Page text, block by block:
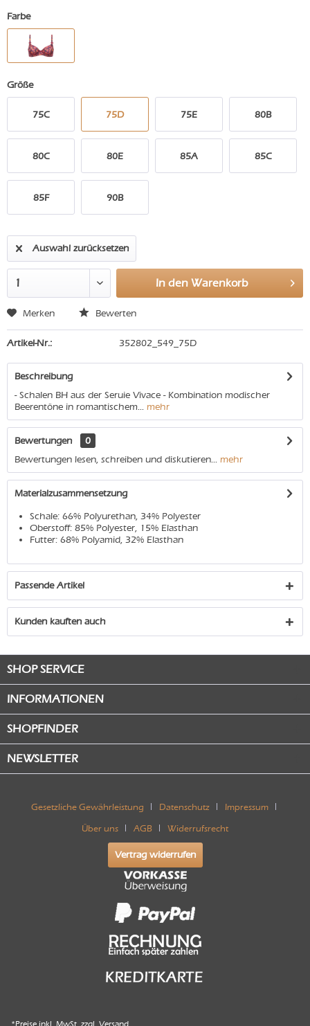
Farbe
Größe
75C 75D 75E 80B
80C 80E 85A 85C
85F 90B
Auswahl zurücksetzen
In den Warenkorb
Merken Bewerten
Artikel-Nr.: 352802_549_75D
Beschreibung
- Schalen BH aus der Seruie Vivace - Kombination modischer
Beerentöne in romantischem... mehr
Bewertungen
0
Bewertungen lesen, schreiben und diskutieren... mehr
Materialzusammensetzung
Schale: 66% Polyurethan, 34% Polyester
Oberstoff: 85% Polyester, 15% Elasthan
Futter: 68% Polyamid, 32% Elasthan
Passende Artikel
Kunden kauften auch
SHOP SERVICE
INFORMATIONEN
SHOPFINDER
NEWSLETTER
Gesetzliche Gewährleistung Datenschutz Impressum
Über uns AGB Widerrufsrecht
Vertrag widerrufen
*Preise inkl. MwSt. zzgl. Versand